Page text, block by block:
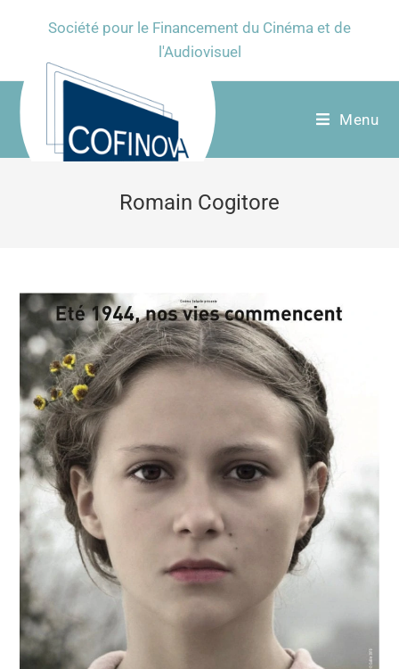
Société pour le Financement du Cinéma et de
l'Audiovisuel
Menu
Romain Cogitore